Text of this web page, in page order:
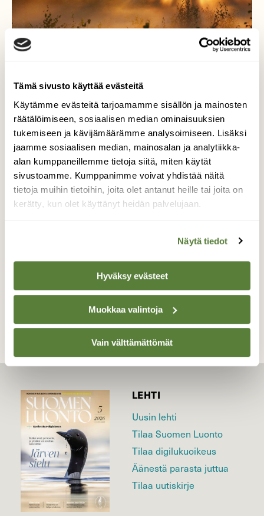
Tämä sivusto käyttää evästeitä
Käytämme evästeitä tarjoamamme sisällön ja mainosten
räätälöimiseen, sosiaalisen median ominaisuuksien
tukemiseen ja kävijämäärämme analysoimiseen. Lisäksi
jaamme sosiaalisen median, mainosalan ja analytiikka-
alan kumppaneillemme tietoja siitä, miten käytät
sivustoamme. Kumppanimme voivat yhdistää näitä
tietoja muihin tietoihin, joita olet antanut heille tai joita on
kerätty, kun olet käyttänyt heidän palvelujaan.
Näytä tiedot
Hyväksy evästeet
Muokkaa valintoja
Vain välttämättömät
Auringon kultaama
Ilta-aurinko heittää viimeisiä säteitään
sumuverhon takaa. Olisiko havaittavissa jo
alkavan ruskan sävyjä? Maisema kuvattu
Lapinlahden Varpaisjärvellä 18.8.2016.
TAKAISIN LISTAAN
LEHTI
Uusin lehti
Tilaa Suomen Luonto
Tilaa digilukuoikeus
Äänestä parasta juttua
Tilaa uutiskirje